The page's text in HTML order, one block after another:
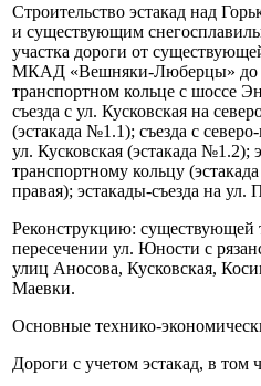
Строительство эстакад над
и существующим
участка дороги от
МКАД «Вешняки-Люберцы» до
транспортном кольце с шоссе
съезда с ул. Кусковская на
(эстакада №1.1); съезда с
ул. Кусковская (эстакада №1.2);
транспортному кольцу
правая); эстакады-съезда на ул.
Реконструкцию: существующей
пересечении ул. Юности с
улиц Аносова, Кусковская,
Маевки.
Основные технико-
Дороги с учетом эстакад, в том